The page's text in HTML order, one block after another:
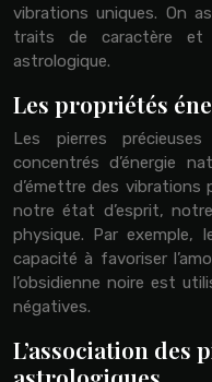
vibrations uniques. On
traits de caractère et
astrologique.
Les propriétés
Les pierres
concentrés d’énergie
d’émettre des vibrations
notre état d’esprit,
physique. Par
capacité à favoriser
l’obsidienne noire est
négatives.
L’association des